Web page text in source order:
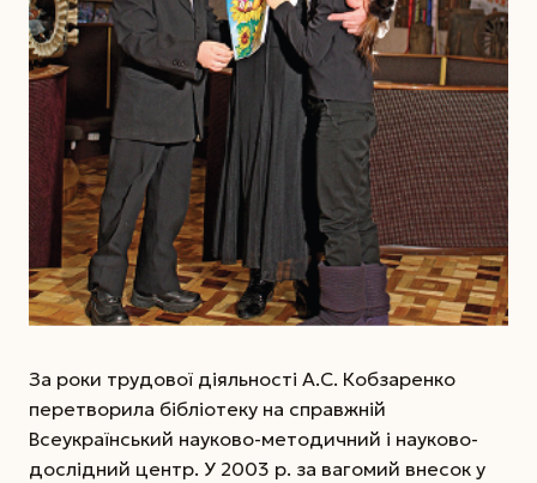
За роки трудової діяльності А.С. Кобзаренко
перетворила бібліотеку на справжній
Всеукраїнський науково-методичний і науково-
дослідний центр. У 2003 р. за вагомий внесок у